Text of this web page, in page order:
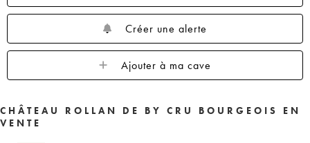
Créer une alerte
Ajouter à ma cave
CHÂTEAU ROLLAN DE BY CRU BOURGEOIS EN
VENTE